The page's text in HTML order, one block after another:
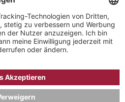
GmbH / Watchandco GmbH